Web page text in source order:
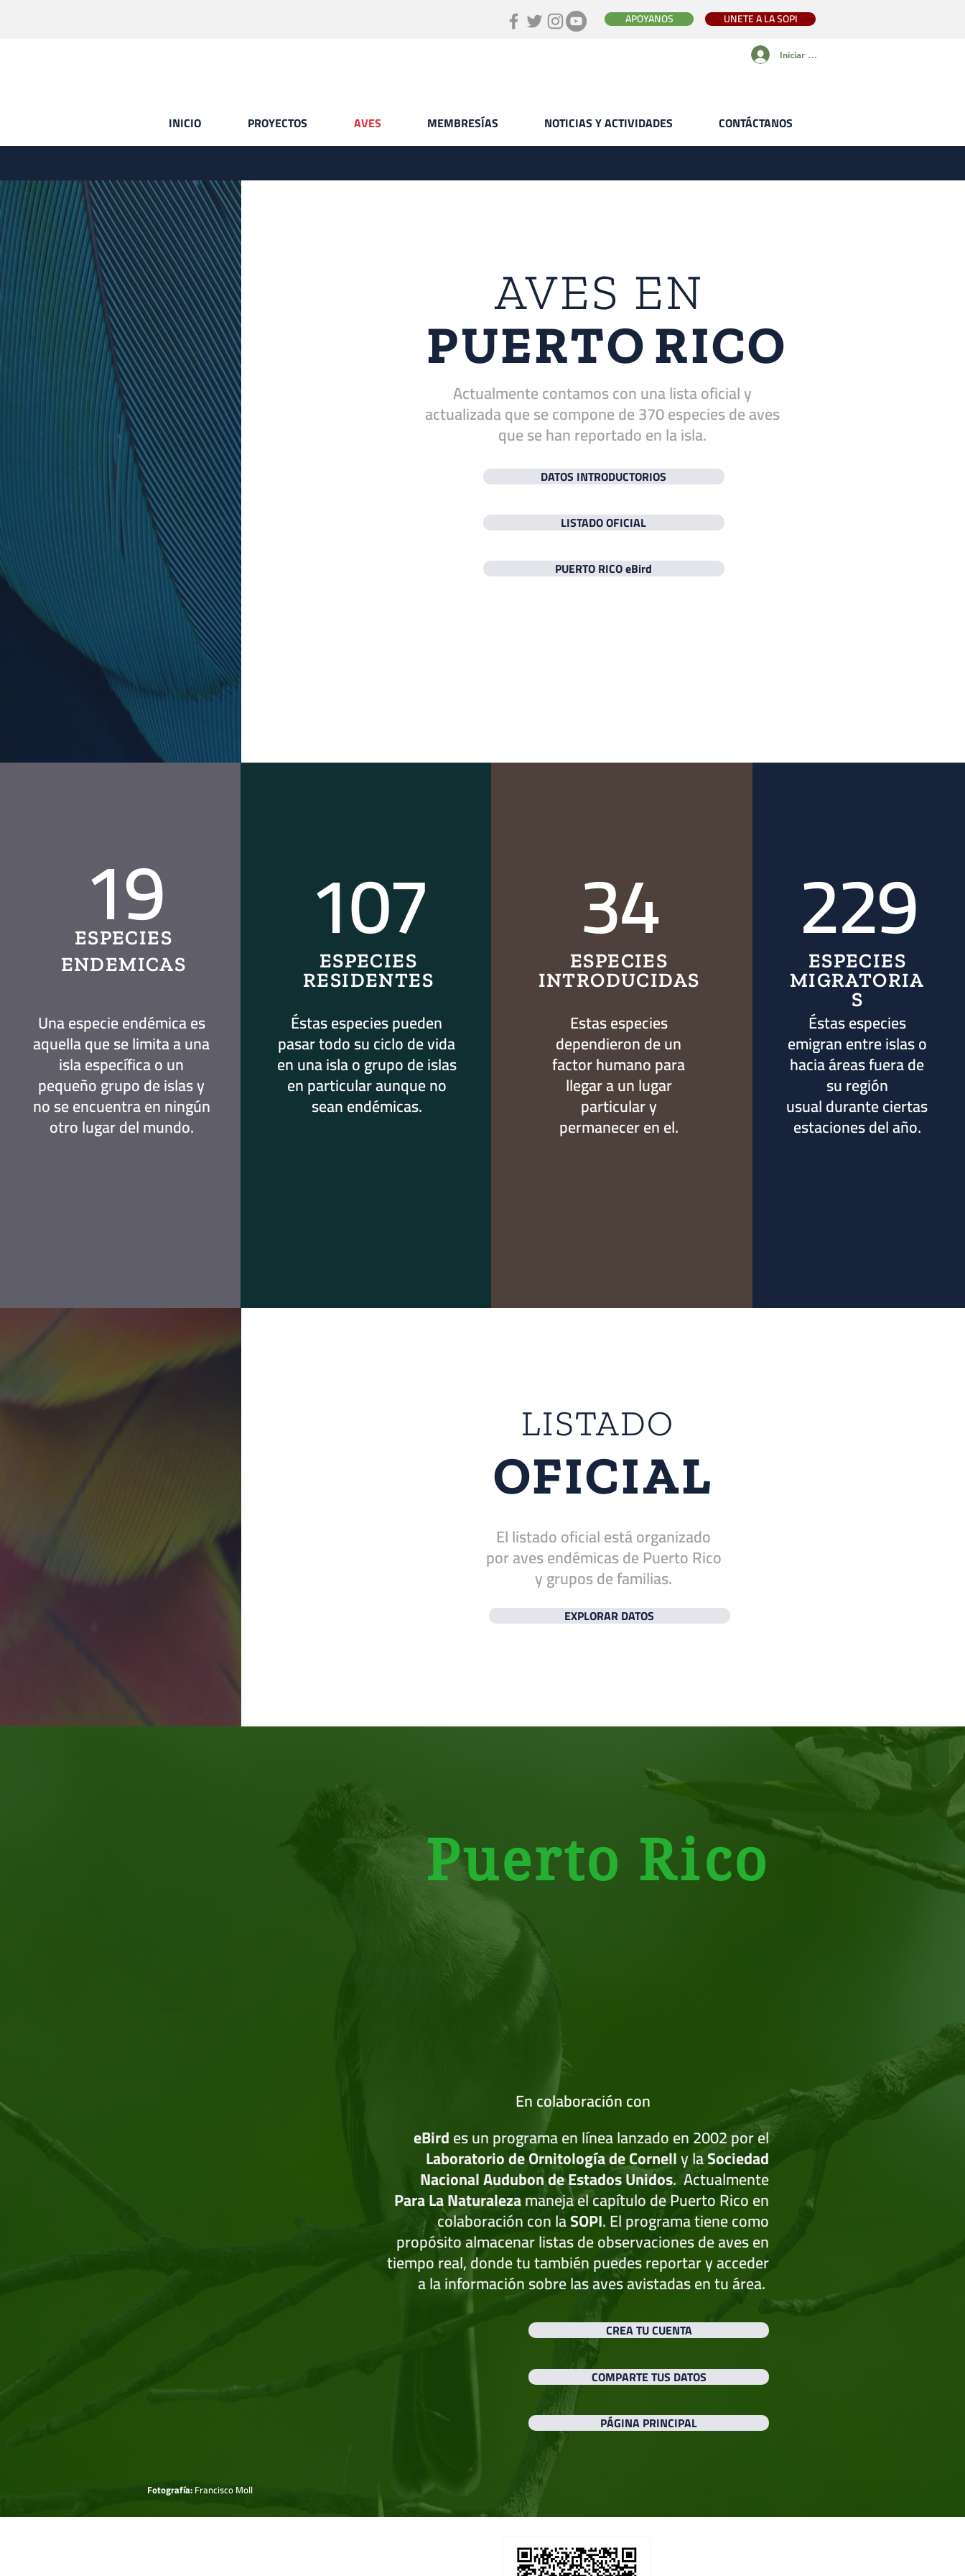
APOYANOS UNETE A LA SOPI
Iniciar sesión
INICIO PROYECTOS AVES MEMBRESÍAS NOTICIAS Y ACTIVIDADES CONTÁCTANOS
AVES EN
PUERTORICO
Actualmente contamos con una lista oficial y
actualizada que se compone de 370 especies de aves
que se han reportado en la isla.
DATOS INTRODUCTORIOS
LISTADO OFICIAL
PUERTO RICO eBird
19
ESPECIES
ENDEMICAS
Una especie endémica es
aquella que se limita a una
isla específica o un
pequeño grupo de islas y
no se encuentra en ningún
otro lugar del mundo.
107
ESPECIES
RESIDENTES
Éstas especies pueden
pasar todo su ciclo de vida
en una isla o grupo de islas
en particular aunque no
sean endémicas.
34
ESPECIES
INTRODUCIDAS
Estas especies
dependieron de un
factor humano para
llegar a un lugar
particular y
permanecer en el.
229
ESPECIES
MIGRATORIA
S
Éstas especies
emigran entre islas o
hacia áreas fuera de
su región
usual durante ciertas
estaciones del año.
LISTADO
OFICIAL
El listado oficial está organizado
por aves endémicas de Puerto Rico
y grupos de familias.
EXPLORAR DATOS
Puerto Rico
En colaboración con
eBirdes un programa en línea lanzado en 2002 por el
Laboratorio de Ornitología de Cornelly laSociedad
Nacional Audubon de Estados Unidos. Actualmente
Para La Naturalezamaneja el capítulo de Puerto Rico en
colaboración con laSOPI. El programa tiene como
propósito almacenar listas de observaciones de aves en
tiempo real, donde tu también puedes reportar y acceder
a la información sobre las aves avistadas en tu área.
CREA TU CUENTA
COMPARTE TUS DATOS
PÁGINA PRINCIPAL
Fotografía:Francisco Moll